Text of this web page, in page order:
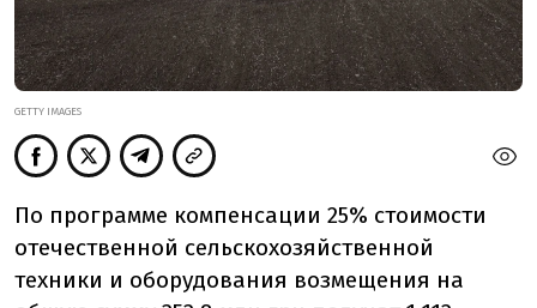
GETTY IMAGES
По программе компенсации 25% стоимости
отечественной сельскохозяйственной
техники и оборудования возмещения на